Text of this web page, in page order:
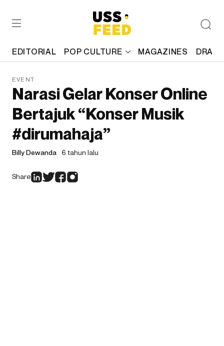
EDITORIAL POP CULTURE MAGAZINES
EVENT
Narasi Gelar Konser Online
Bertajuk “Konser Musik
#dirumahaja”
Billy Dewanda 6 tahun lalu
Share